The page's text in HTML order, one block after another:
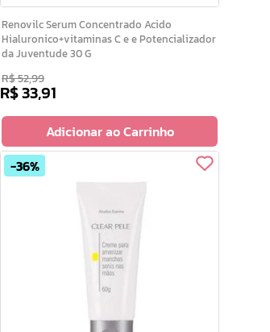
Renovilc Serum Concentrado Acido
Hialuronico+vitaminas C e e Potencializador
da Juventude 30 G
R$52,99
R$33,91
Adicionar ao Carrinho
36%